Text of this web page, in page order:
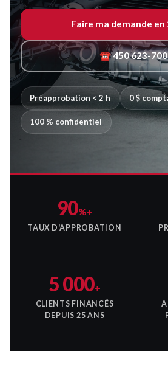
Faire ma demande
☎ 450 623-
Préapprobation < 2 h 0 $
100 % confidentiel
90%+
TAUX D'APPROBATION
5 000+
CLIENTS FINANCÉS
DEPUIS 25 ANS